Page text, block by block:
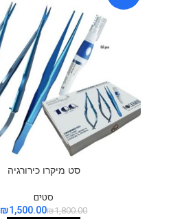
סט מיקרו כירורגיה
סטים
₪1,800.00
₪1,500.00